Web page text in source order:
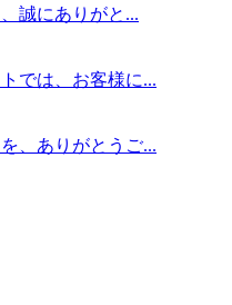
誠にありがと...
では、お客様に...
、ありがとうご...